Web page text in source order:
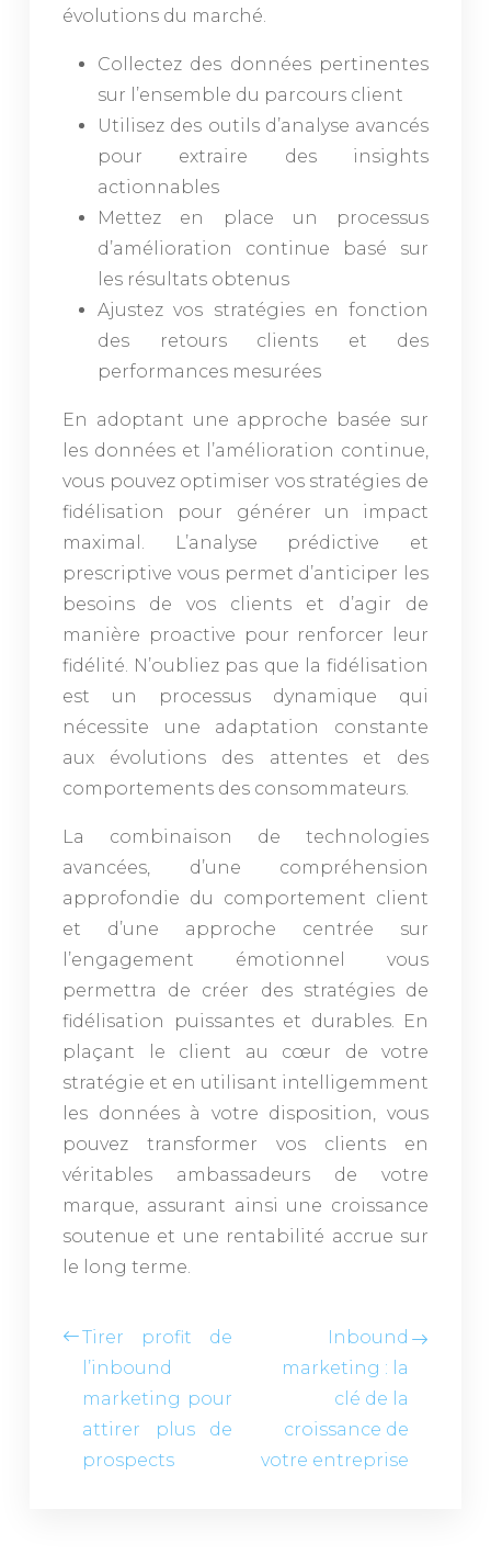
évolutions du marché.
Collectez des données pertinentes
sur l’ensemble du parcours client
Utilisez des outils d’analyse avancés
pour extraire des insights
actionnables
Mettez en place un processus
d’amélioration continue basé sur
les résultats obtenus
Ajustez vos stratégies en fonction
des retours clients et des
performances mesurées
En adoptant une approche basée sur
les données et l’amélioration continue,
vous pouvez optimiser vos stratégies de
fidélisation pour générer un impact
maximal. L’analyse prédictive et
prescriptive vous permet d’anticiper les
besoins de vos clients et d’agir de
manière proactive pour renforcer leur
fidélité. N’oubliez pas que la fidélisation
est un processus dynamique qui
nécessite une adaptation constante
aux évolutions des attentes et des
comportements des consommateurs.
La combinaison de technologies
avancées, d’une compréhension
approfondie du comportement client
et d’une approche centrée sur
l’engagement émotionnel vous
permettra de créer des stratégies de
fidélisation puissantes et durables. En
plaçant le client au cœur de votre
stratégie et en utilisant intelligemment
les données à votre disposition, vous
pouvez transformer vos clients en
véritables ambassadeurs de votre
marque, assurant ainsi une croissance
soutenue et une rentabilité accrue sur
le long terme.
Tirer profit de
l’inbound
marketing pour
attirer plus de
prospects
Inbound
marketing : la
clé de la
croissance de
votre entreprise